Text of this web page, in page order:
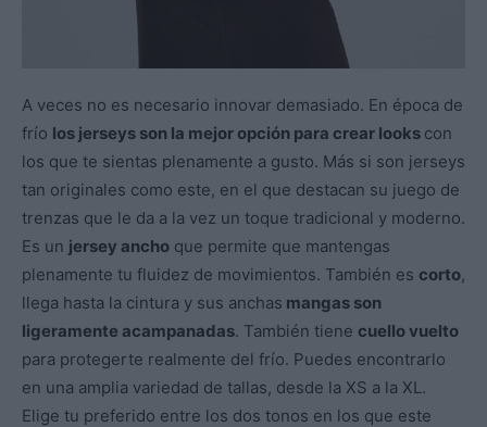
A veces no es necesario innovar demasiado. En época de
frío los jerseys son la mejor opción para crear looks con
los que te sientas plenamente a gusto. Más si son jerseys
tan originales como este, en el que destacan su juego de
trenzas que le da a la vez un toque tradicional y moderno.
Es un jersey ancho que permite que mantengas
plenamente tu fluidez de movimientos. También es corto,
llega hasta la cintura y sus anchas mangas son
ligeramente acampanadas. También tiene cuello vuelto
para protegerte realmente del frío. Puedes encontrarlo
en una amplia variedad de tallas, desde la XS a la XL.
Elige tu preferido entre los dos tonos en los que este